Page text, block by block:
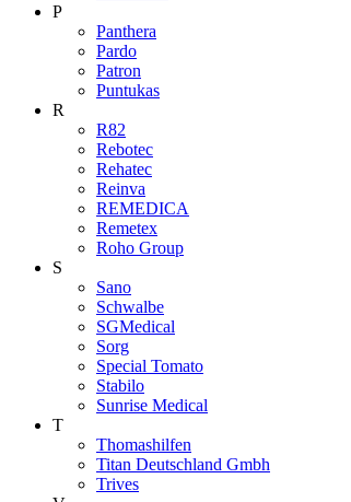
P
Panthera
Pardo
Patron
Puntukas
R
R82
Rebotec
Rehatec
Reinva
REMEDICA
Remetex
Roho Group
S
Sano
Schwalbe
SGMedical
Sorg
Special Tomato
Stabilo
Sunrise Medical
T
Thomashilfen
Titan Deutschland Gmbh
Trives